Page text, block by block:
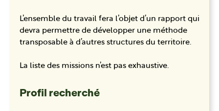
L’ensemble du travail fera l’objet d’un rapport qui
devra permettre de développer une méthode
transposable à d’autres structures du territoire.
La liste des missions n’est pas exhaustive.
Profil recherché